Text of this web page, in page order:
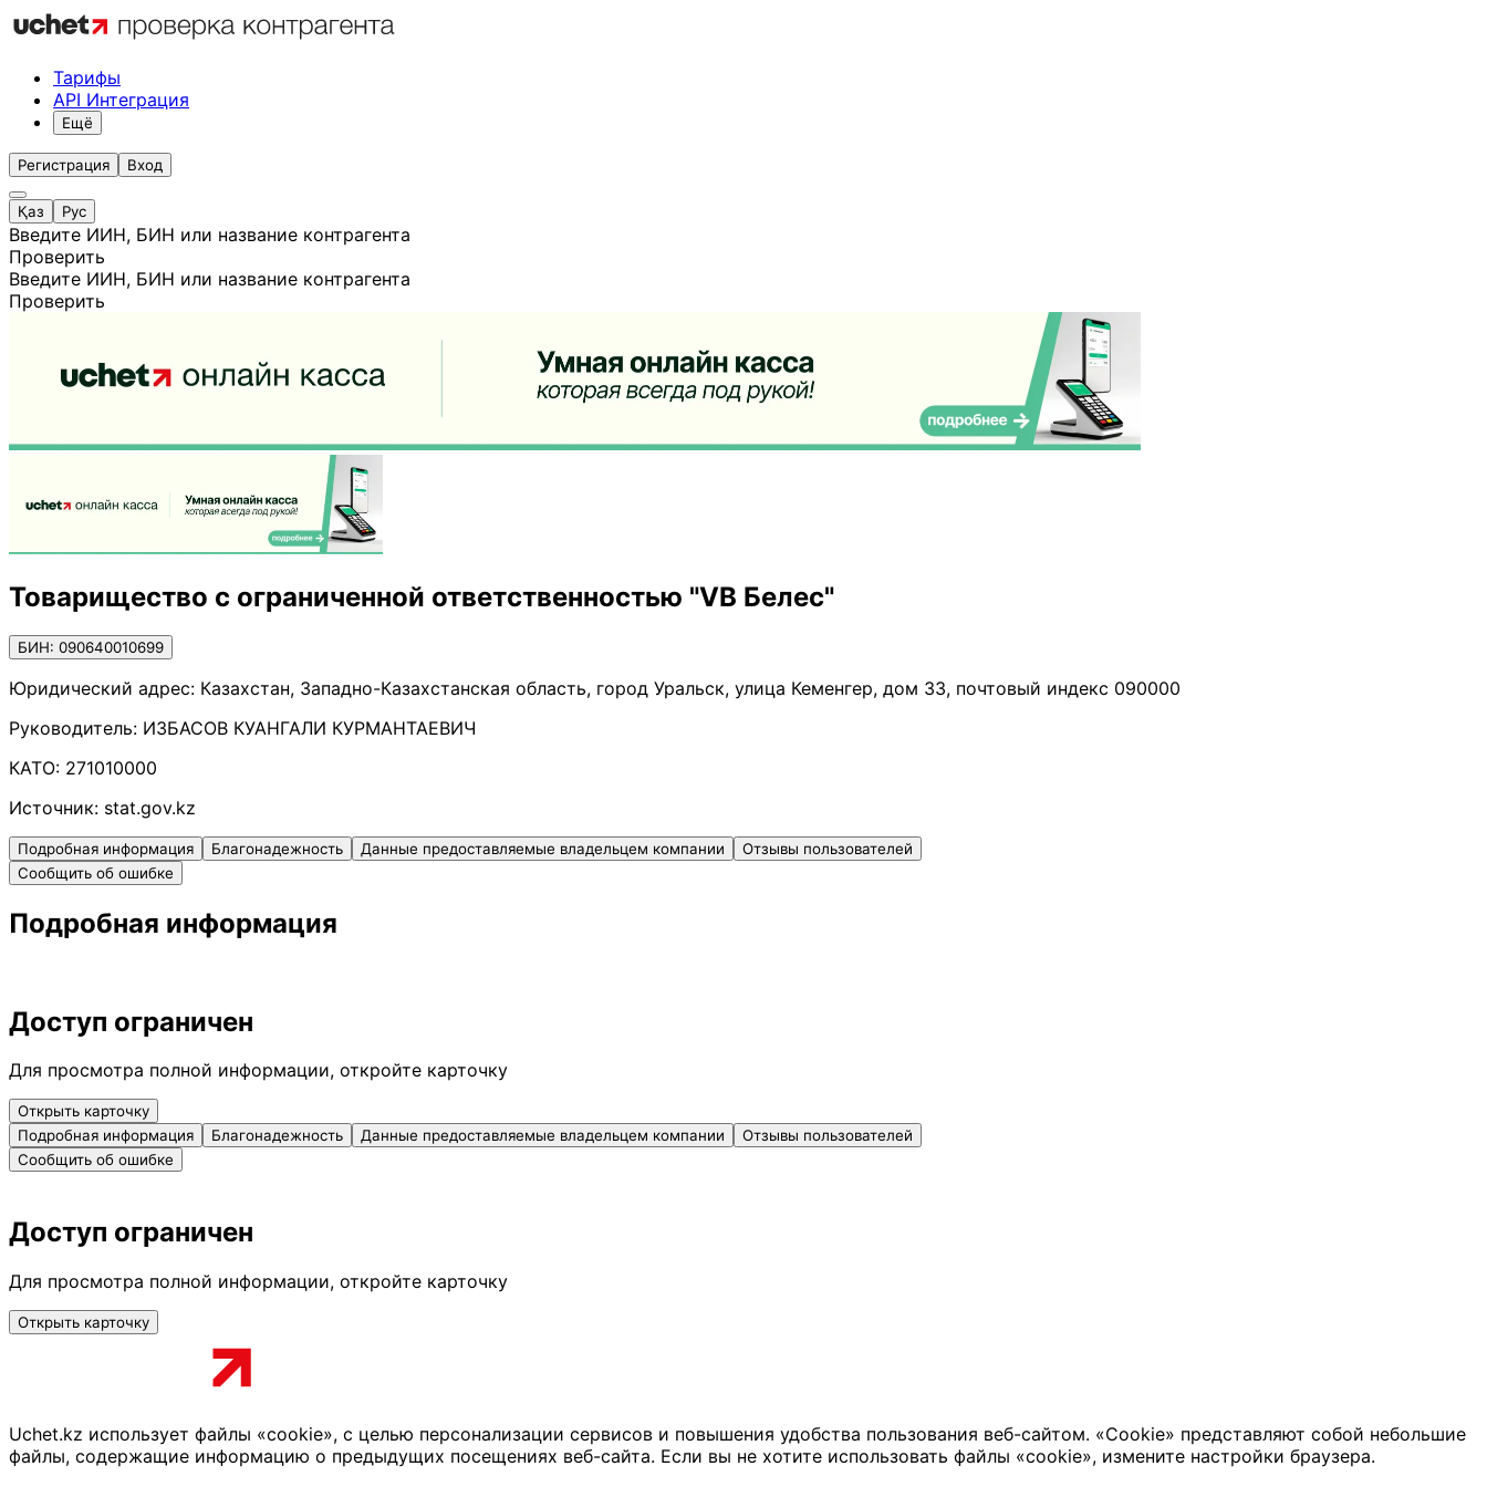
Тарифы
API Интеграция
Ещё
Регистрация Вход
Қаз Рус
Введите ИИН, БИН или название контрагента
Проверить
Введите ИИН, БИН или название контрагента
Проверить
Товарищество с ограниченной ответственностью "VB Белес"
БИН: 090640010699
Юридический адрес: Казахстан, Западно-Казахстанская область, город Уральск, улица Кеменгер, дом 33, почтовый индекс 090000
Руководитель: ИЗБАСОВ КУАНГАЛИ КУРМАНТАЕВИЧ
КАТО: 271010000
Источник: stat.gov.kz
Подробная информация Благонадежность Данные предоставляемые владельцем компании
Отзывы пользователей
Сообщить об ошибке
Подробная информация
Доступ ограничен
Для просмотра полной информации, откройте карточку
Открыть карточку
Подробная информация
Благонадежность Данные предоставляемые владельцем компании
Отзывы пользователей
Сообщить об ошибке
Доступ ограничен
Для просмотра полной информации, откройте карточку
Открыть карточку
Uchet.kz использует файлы «cookie», с целью персонализации сервисов и повышения удобства пользования веб-сайтом. «Cookie» представляют собой небольшие
файлы, содержащие информацию о предыдущих посещениях веб-сайта. Если вы не хотите использовать файлы «cookie», измените настройки браузера.